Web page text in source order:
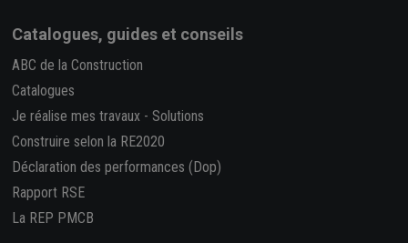
Catalogues, guides et conseils
ABC de la Construction
Catalogues
Je réalise mes travaux - Solutions
Construire selon la RE2020
Déclaration des performances (Dop)
Rapport RSE
La REP PMCB